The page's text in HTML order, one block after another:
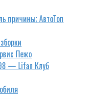
причины; АвтоТоп
Пежо
— Lifan Клуб